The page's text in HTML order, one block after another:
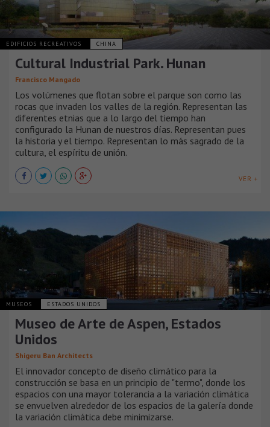
EDIFICIOS RECREATIVOS CHINA
Cultural Industrial Park. Hunan
Francisco Mangado
Los volúmenes que flotan sobre el parque son como las
rocas que invaden los valles de la región. Representan las
diferentes etnias que a lo largo del tiempo han
configurado la Hunan de nuestros días. Representan pues
la historia y el tiempo. Representan lo más sagrado de la
cultura, el espíritu de unión.
VER +
MUSEOS ESTADOS UNIDOS
Museo de Arte de Aspen, Estados
Unidos
Shigeru Ban Architects
El innovador concepto de diseño climático para la
construcción se basa en un principio de "termo", donde los
espacios con una mayor tolerancia a la variación climática
se envuelven alrededor de los espacios de la galería donde
la variación climática debe minimizarse.